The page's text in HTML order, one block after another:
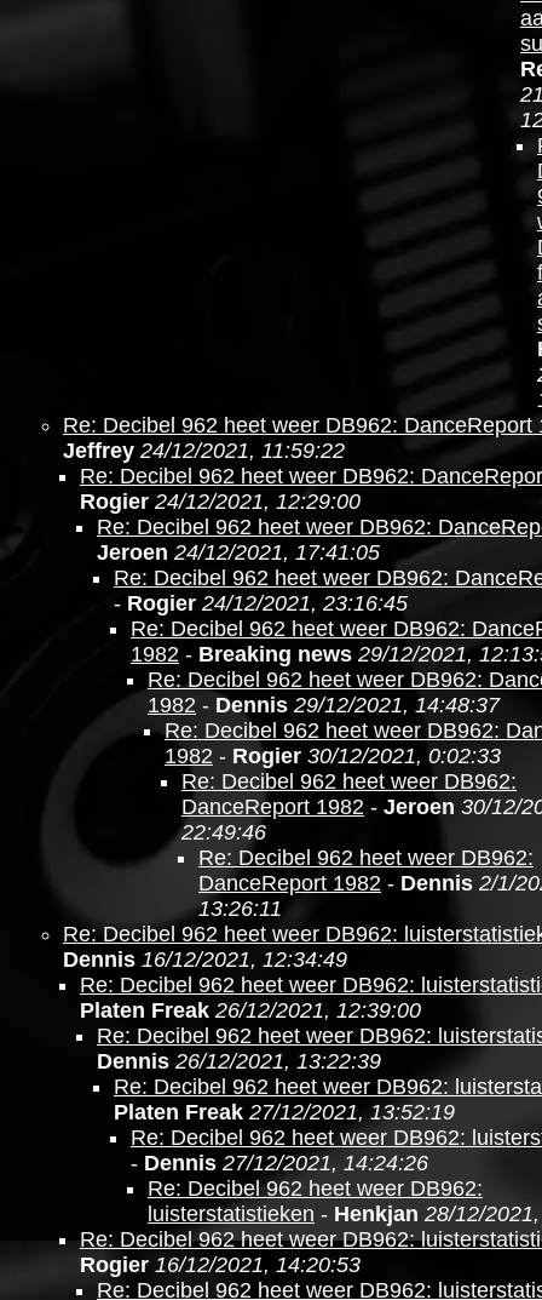
Re: Decibel 962 heet weer DB962: DanceReport
Jeffrey 24/12/2021, 11:59:22
Re: Decibel 962 heet weer DB962:
Rogier 24/12/2021, 12:29:00
Re: Decibel 962 heet weer DB962:
Jeroen 24/12/2021, 17:41:05
Re: Decibel 962 heet weer DB962:
- Rogier 24/12/2021, 23:16:45
Re: Decibel 962 heet weer DB962:
1982 - Breaking news 29/12/2021,
Re: Decibel 962 heet weer DB962:
1982 - Dennis 29/12/2021, 14:48:37
Re: Decibel 962 heet weer DB962:
1982 - Rogier 30/12/2021, 0:02:33
Re: Decibel 962 heet weer DB962:
DanceReport 1982 - Jeroen 30/12/
22:49:46
Re: Decibel 962 heet weer DB962:
DanceReport 1982 - Dennis 2/1/
13:26:11
Re: Decibel 962 heet weer DB962:
Dennis 16/12/2021, 12:34:49
Re: Decibel 962 heet weer DB962:
Platen Freak 26/12/2021, 12:39:00
Re: Decibel 962 heet weer DB962:
Dennis 26/12/2021, 13:22:39
Re: Decibel 962 heet weer DB962:
Platen Freak 27/12/2021, 13:52:19
Re: Decibel 962 heet weer DB962:
- Dennis 27/12/2021, 14:24:26
Re: Decibel 962 heet weer DB962:
luisterstatistieken - Henkjan 28/12/
Re: Decibel 962 heet weer DB962:
Rogier 16/12/2021, 14:20:53
Re: Decibel 962 heet weer DB962: